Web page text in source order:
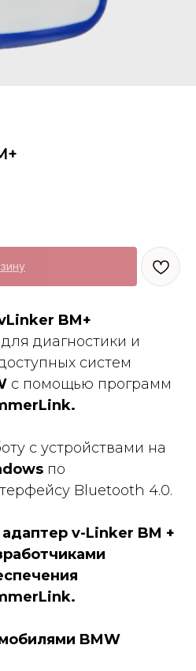
BM+
диагностики и
систем
с помощью программ
с устройствами на
по
Bluetooth 4.0.
v-Linker BM +
BMW